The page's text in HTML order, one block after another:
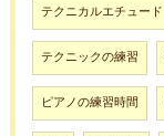
テクニカルエチュード
テクニックの練習
ピアノの練習時間